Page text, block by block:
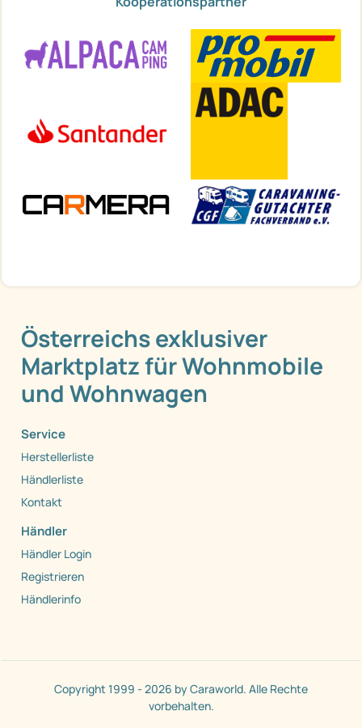
Österreichs exklusiver
Marktplatz für Wohnmobile
und Wohnwagen
Service
Herstellerliste
Händlerliste
Kontakt
Händler
Händler Login
Registrieren
Händlerinfo
Copyright 1999 - 2026 by Caraworld. Alle Rechte
vorbehalten.